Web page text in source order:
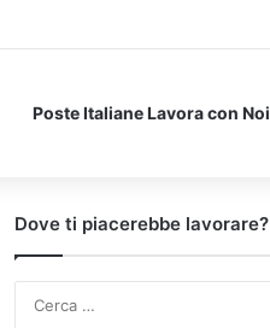
Poste Italiane Lavora con Noi
Dove ti piacerebbe lavorare?